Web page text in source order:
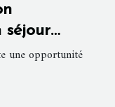
séjour
une opportunité